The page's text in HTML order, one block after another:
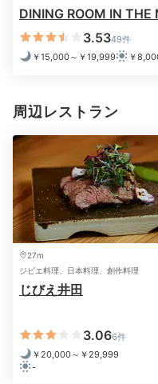
ホテルのレストランでコース
した。
Relax
20:30
とことんのんびり
お部屋で夜を満喫
DINING ROOM IN
3.5349件
￥15,000～￥19,999
￥
周辺レストラン
27m
ジビエ料理、日本料理、創作料理
じびえ井田
3.066件
￥20,000～￥29,999
-